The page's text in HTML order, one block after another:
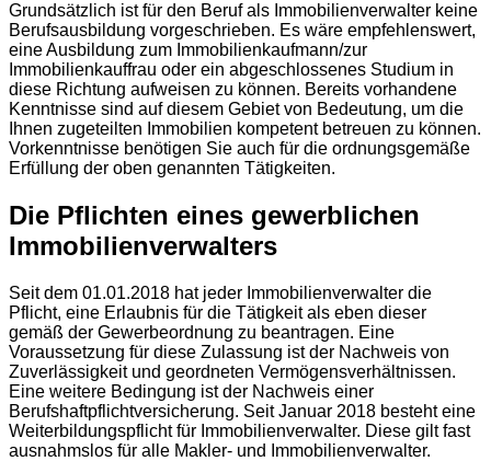
Grundsätzlich ist für den Beruf als Immobilienverwalter keine
Berufsausbildung vorgeschrieben. Es wäre empfehlenswert,
eine Ausbildung zum Immobilienkaufmann/zur
Immobilienkauffrau oder ein abgeschlossenes Studium in
diese Richtung aufweisen zu können. Bereits vorhandene
Kenntnisse sind auf diesem Gebiet von Bedeutung, um die
Ihnen zugeteilten Immobilien kompetent betreuen zu können.
Vorkenntnisse benötigen Sie auch für die ordnungsgemäße
Erfüllung der oben genannten Tätigkeiten.
Die Pflichten eines gewerblichen
Immobilienverwalters
Seit dem 01.01.2018 hat jeder Immobilienverwalter die
Pflicht, eine Erlaubnis für die Tätigkeit als eben dieser
gemäß der Gewerbeordnung zu beantragen. Eine
Voraussetzung für diese Zulassung ist der Nachweis von
Zuverlässigkeit und geordneten Vermögensverhältnissen.
Eine weitere Bedingung ist der Nachweis einer
Berufshaftpflichtversicherung. Seit Januar 2018 besteht eine
Weiterbildungspflicht für Immobilienverwalter. Diese gilt fast
ausnahmslos für alle Makler- und Immobilienverwalter.